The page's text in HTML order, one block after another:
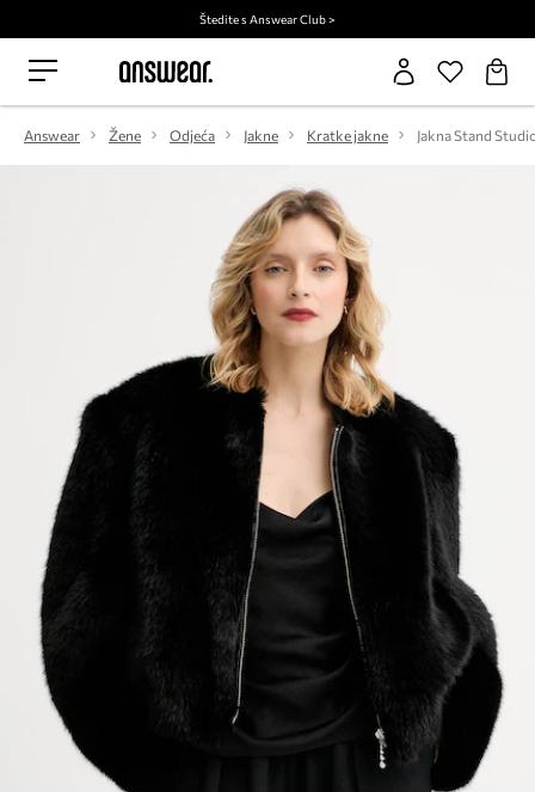
Štedite s Answear Club >
Answear Žene Odjeća Jakne Kratke jakne Jakna Stand